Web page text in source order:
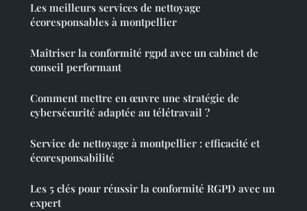
Les meilleurs services de nettoyage
écoresponsables à montpellier
Maîtriser la conformité rgpd avec un cabinet de
conseil performant
Comment mettre en œuvre une stratégie de
cybersécurité adaptée au télétravail ?
Service de nettoyage à montpellier : efficacité et
écoresponsabilité
Les 5 clés pour réussir la conformité RGPD avec un
expert